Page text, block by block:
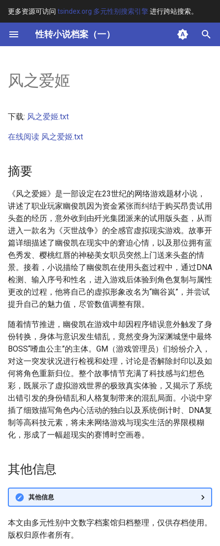
更多资源可访问 tsindex.org 多元性别搜索引擎进行跨站搜索。
性转小说档案（一）
键
开
搜
索
其他信息
正文
风之爱姬
下载: 风之爱姬.txt
在线阅读 风之爱姬.txt
摘要
《风之爱姬》是一部设定在23世纪的网络游戏题材小说，
讲述了职业玩家幽俊凯因为资金紧张而纠结于购买昂贵试用
头盔的经历，意外收到由歼光集团派来的试用版头盔，从而
进入一款名为《灭世战争》的全感官虚拟现实游戏。故事开
篇详细描述了幽俊凯在现实中的窘迫心情，以及那位拥有蓝
色秀发、樱桃红唇的神秘美女职员突然上门送来头盔的情
景。接着，小说描绘了幽俊凯在使用头盔过程中，通过DNA
检测、输入序号和性名，进入游戏后体验到角色复制与属性
更改的过程，他将自己的虚拟形象改名为“幽谷岚”，并尝试
提升自己的魅力值，尽管数值调整有限。
随着情节推进，幽俊凯在游戏中却因程序错误意外触发了身
份转换，身体与意识发生错乱，竟然变身为深渊城堡中最终
BOSS“嗜血公主”的主体。GM（游戏管理员）们纷纷介入，
对这一突发状况进行检视和处理，讨论是否解除封印以及如
何将角色重新归位。整个故事情节充满了科技感与幻想色
彩，既展示了虚拟游戏世界的极致真实体验，又揭示了系统
出错引发的身份错乱和人格复制带来的混乱局面。小说中穿
插了细致描写角色内心活动的独白以及系统倒计时、DNA复
制等高科技元素，将未来网络游戏与现实生活的界限模糊
化，形成了一幅超现实的赛博时空画卷。
其他信息
其他信息
本文由多元性别中文数字档案馆归档整理，仅供存档使用。
版权归原作者所有。